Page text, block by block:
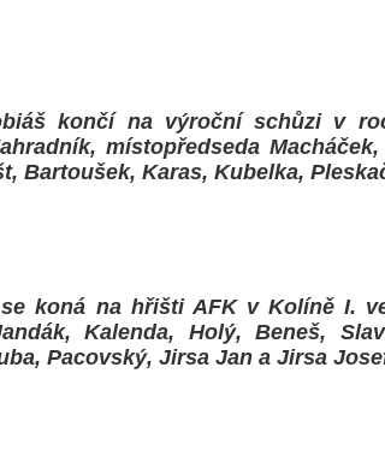
končí na výroční schůzi v
místopředseda
Bartoušek, Karas, Kubelka,
koná na hřišti AFK v Kolíně I.
Kalenda, Holý, Beneš,
Pacovský, Jirsa Jan a Jirsa